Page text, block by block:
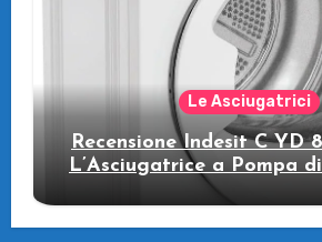
Le Asciugatrici
Recensione Indesit C YD
L’Asciugatrice a Pompa
il Tuo Benessere